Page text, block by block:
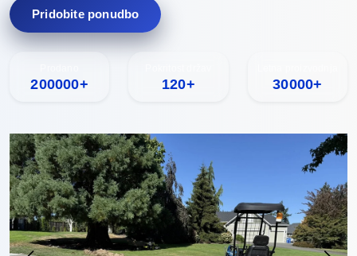
Pridobite ponudbo
200000+ 120+ 30000+